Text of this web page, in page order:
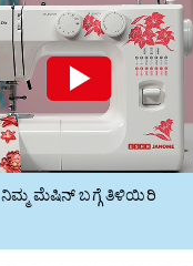
ನಿಮ್ಮ ಮೆಷಿನ್ ಬಗ್ಗೆ ತಿಳಿಯಿರಿ